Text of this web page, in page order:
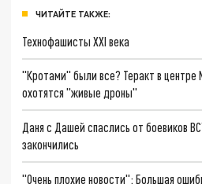
ЧИТАЙТЕ ТАКЖЕ:
Технофашисты XXI века
"Кротами" были все? Теракт в центре
охотятся "живые дроны"
Даня с Дашей спаслись от боевиков
закончились
"Очень плохие новости": Большая